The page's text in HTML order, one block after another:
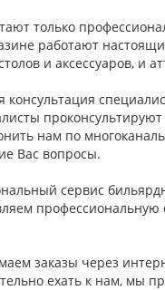
только
работают
и аксессуаров, и
консультация
нам по
Вас вопросы.
сервис
профессиональную
заказы через
ехать к нам, мы